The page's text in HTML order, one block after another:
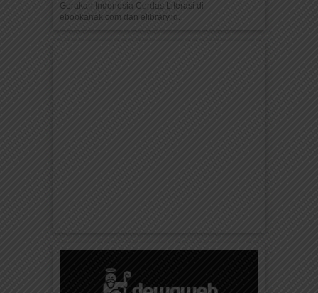
Gerakan Indonesia Cerdas Literasi di
ebookanak.com dan elibrary.id.